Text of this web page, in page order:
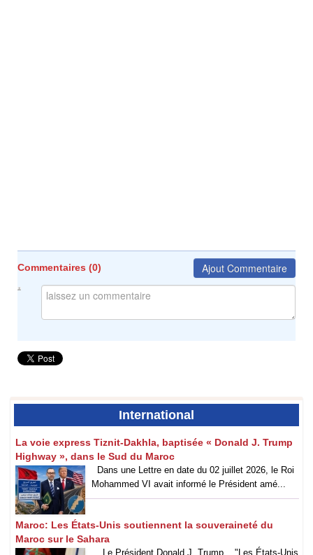
Commentaires (0) Ajout Commentaire
International
La voie express Tiznit-Dakhla, baptisée « Donald J. Trump
Highway », dans le Sud du Maroc
Dans une Lettre en date du 02 juillet 2026, le Roi
Mohammed VI avait informé le Président amé...
Maroc: Les États-Unis soutiennent la souveraineté du
Maroc sur le Sahara
Le Président Donald J. Trump , "Les États-Unis